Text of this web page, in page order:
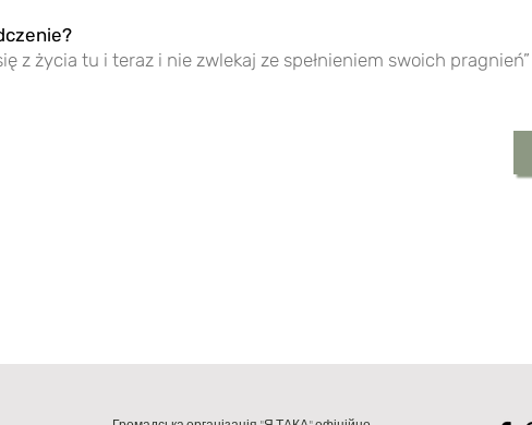
z życia tu i teraz i nie zwlekaj ze spełnieniem swoich pragnień”